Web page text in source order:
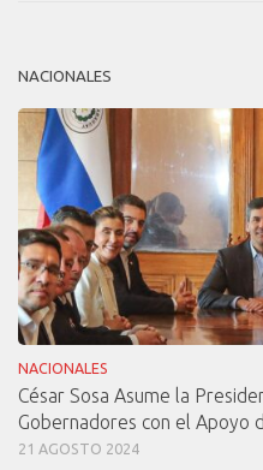
NACIONALES
NACIONALES
César Sosa Asume la
Gobernadores con el Apoyo
21 AGOSTO 2024